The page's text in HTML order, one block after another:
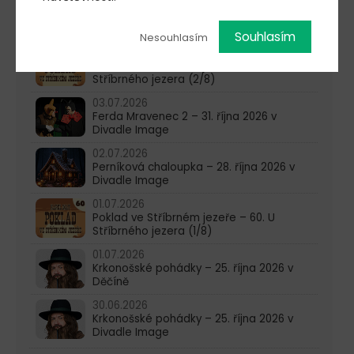
Stříbrného jezera (2/8)
03.07.2026
Ferda Mravenec 2 – 31. října 2026 v
Divadle Image
02.07.2026
Perníková chaloupka – 28. října 2026 v
Divadle Image
01.07.2026
Poklad ve Stříbrném jezeře – 60. U
Stříbrného jezera (1/8)
01.07.2026
Krkonošské pohádky – 25. října 2026 v
Děčíně
30.06.2026
Krkonošské pohádky – 25. října 2026 v
Divadle Image
Nesouhlasím Souhlasím